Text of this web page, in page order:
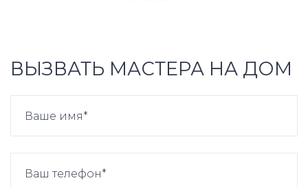
ВЫЗВАТЬ МАСТЕРА НА ДОМ